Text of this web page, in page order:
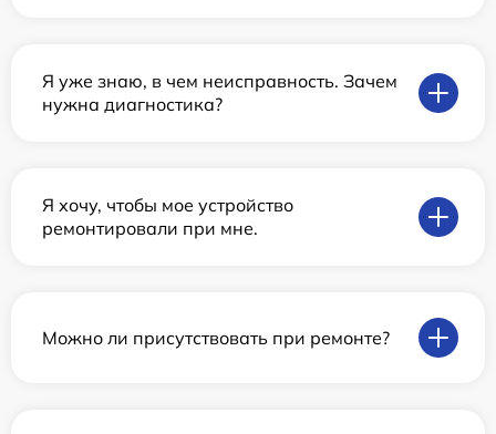
Я уже знаю, в чем неисправность. Зачем
нужна диагностика?
Я хочу, чтобы мое устройство
ремонтировали при мне.
Можно ли присутствовать при ремонте?